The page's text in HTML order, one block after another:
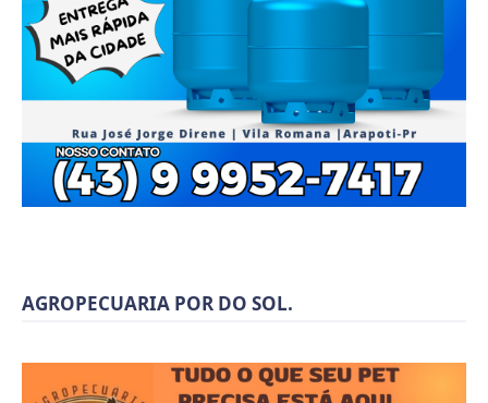
AGROPECUARIA POR DO SOL.